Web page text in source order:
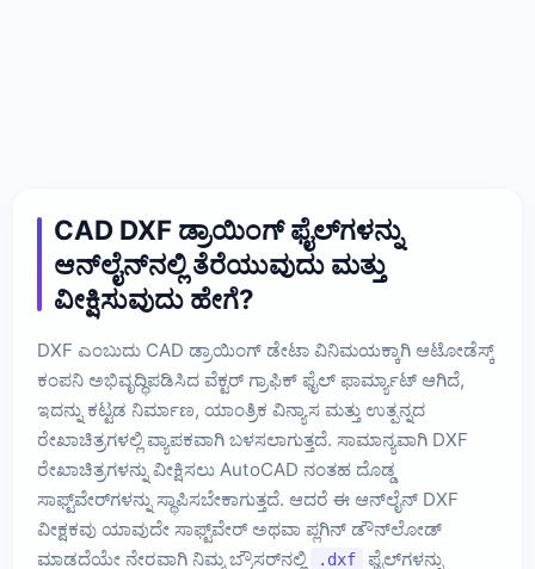
CAD DXF ಡ್ರಾಯಿಂಗ್ ಫೈಲ್‌ಗಳನ್ನು
ಆನ್‌ಲೈನ್‌ನಲ್ಲಿ ತೆರೆಯುವುದು ಮತ್ತು
ವೀಕ್ಷಿಸುವುದು ಹೇಗೆ?
DXF ಎಂಬುದು CAD ಡ್ರಾಯಿಂಗ್ ಡೇಟಾ ವಿನಿಮಯಕ್ಕಾಗಿ ಆಟೋಡೆಸ್ಕ್
ಕಂಪನಿ ಅಭಿವೃದ್ಧಿಪಡಿಸಿದ ವೆಕ್ಟರ್ ಗ್ರಾಫಿಕ್ ಫೈಲ್ ಫಾರ್ಮ್ಯಾಟ್ ಆಗಿದೆ,
ಇದನ್ನು ಕಟ್ಟಡ ನಿರ್ಮಾಣ, ಯಾಂತ್ರಿಕ ವಿನ್ಯಾಸ ಮತ್ತು ಉತ್ಪನ್ನದ
ರೇಖಾಚಿತ್ರಗಳಲ್ಲಿ ವ್ಯಾಪಕವಾಗಿ ಬಳಸಲಾಗುತ್ತದೆ. ಸಾಮಾನ್ಯವಾಗಿ DXF
ರೇಖಾಚಿತ್ರಗಳನ್ನು ವೀಕ್ಷಿಸಲು AutoCAD ನಂತಹ ದೊಡ್ಡ
ಸಾಫ್ಟ್‌ವೇರ್‌ಗಳನ್ನು ಸ್ಥಾಪಿಸಬೇಕಾಗುತ್ತದೆ. ಆದರೆ ಈ ಆನ್‌ಲೈನ್ DXF
ವೀಕ್ಷಕವು ಯಾವುದೇ ಸಾಫ್ಟ್‌ವೇರ್ ಅಥವಾ ಪ್ಲಗಿನ್ ಡೌನ್‌ಲೋಡ್
ಮಾಡದೆಯೇ ನೇರವಾಗಿ ನಿಮ್ಮ ಬ್ರೌಸರ್‌ನಲ್ಲಿ
.dxf
ಫೈಲ್‌ಗಳನ್ನು